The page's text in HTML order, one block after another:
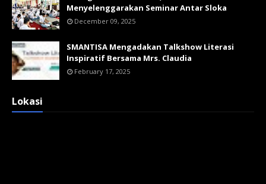
Menyelenggarakan Seminar Antar Sloka
December 09, 2025
SMANTISA Mengadakan Talkshow Literasi
Inspiratif Bersama Mrs. Claudia
February 17, 2025
Lokasi